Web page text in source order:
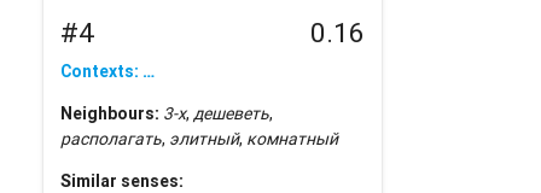
#4 0.16
Contexts: …
Neighbours: 3-х,дешеветь,
располагать, элитный, комнатный
Similar senses: